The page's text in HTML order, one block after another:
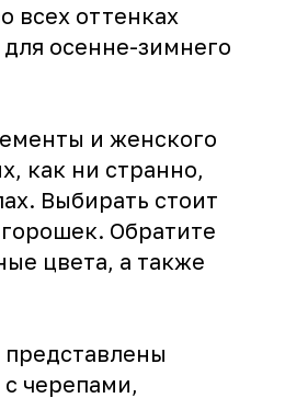
всех оттенках
осенне-зимнего
и женского
как ни странно,
Выбирать стоит
Обратите
цвета, а также
черепами,